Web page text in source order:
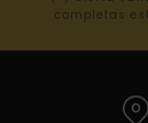
completas